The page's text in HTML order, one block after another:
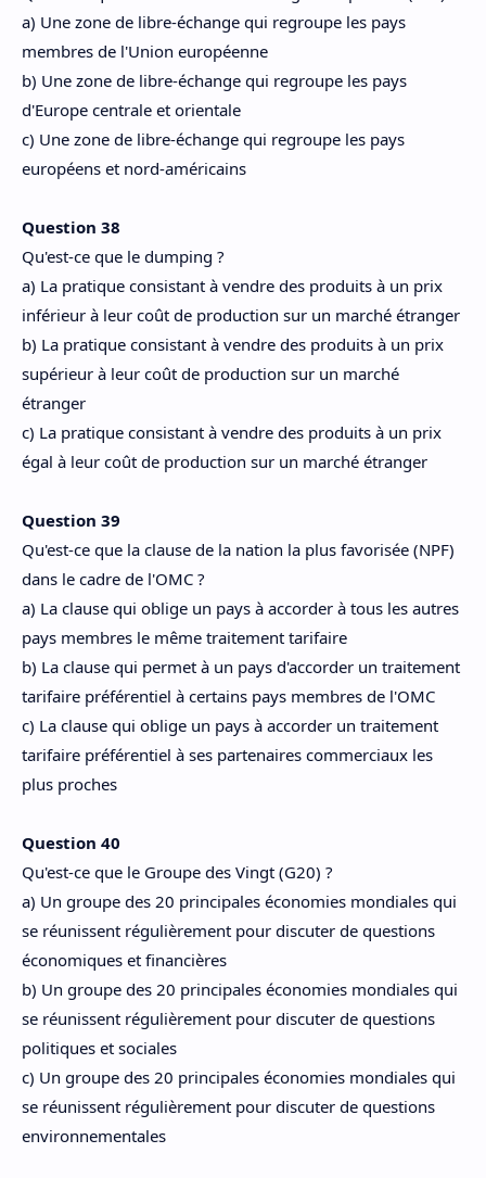
a) Une zone de libre-échange qui regroupe les pays
membres de l'Union européenne
b) Une zone de libre-échange qui regroupe les pays
d'Europe centrale et orientale
c) Une zone de libre-échange qui regroupe les pays
européens et nord-américains
Question 38
Qu'est-ce que le dumping ?
a) La pratique consistant à vendre des produits à un prix
inférieur à leur coût de production sur un marché étranger
b) La pratique consistant à vendre des produits à un prix
supérieur à leur coût de production sur un marché
étranger
c) La pratique consistant à vendre des produits à un prix
égal à leur coût de production sur un marché étranger
Question 39
Qu'est-ce que la clause de la nation la plus favorisée (NPF)
dans le cadre de l'OMC ?
a) La clause qui oblige un pays à accorder à tous les autres
pays membres le même traitement tarifaire
b) La clause qui permet à un pays d'accorder un traitement
tarifaire préférentiel à certains pays membres de l'OMC
c) La clause qui oblige un pays à accorder un traitement
tarifaire préférentiel à ses partenaires commerciaux les
plus proches
Question 40
Qu'est-ce que le Groupe des Vingt (G20) ?
a) Un groupe des 20 principales économies mondiales qui
se réunissent régulièrement pour discuter de questions
économiques et financières
b) Un groupe des 20 principales économies mondiales qui
se réunissent régulièrement pour discuter de questions
politiques et sociales
c) Un groupe des 20 principales économies mondiales qui
se réunissent régulièrement pour discuter de questions
environnementales